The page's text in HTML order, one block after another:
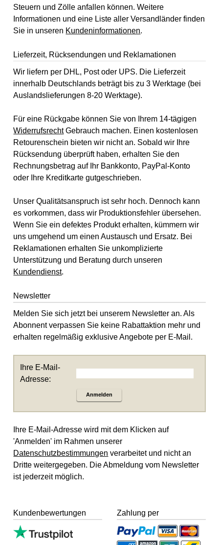
Steuern und Zölle anfallen können. Weitere
Informationen und eine Liste aller Versandländer finden
Sie in unseren Kundeninformationen.
Lieferzeit, Rücksendungen und Reklamationen
Wir liefern per DHL, Post oder UPS. Die Lieferzeit
innerhalb Deutschlands beträgt bis zu 3 Werktage (bei
Auslandslieferungen 8-20 Werktage).
Für eine Rückgabe können Sie von Ihrem 14-tägigen
WiderrufsrechtGebrauch machen. Einen kostenlosen
Retourenschein bieten wir nicht an. Sobald wir Ihre
Rücksendung überprüft haben, erhalten Sie den
Rechnungsbetrag auf Ihr Bankkonto, PayPal-Konto
oder Ihre Kreditkarte gutgeschrieben.
Unser Qualitätsanspruch ist sehr hoch. Dennoch kann
es vorkommen, dass wir Produktionsfehler übersehen.
Wenn Sie ein defektes Produkt erhalten, kümmern wir
uns umgehend um einen Austausch und Ersatz. Bei
Reklamationen erhalten Sie unkomplizierte
Unterstützung und Beratung durch unseren
Kundendienst.
Newsletter
Melden Sie sich jetzt bei unserem Newsletter an. Als
Abonnent verpassen Sie keine Rabattaktion mehr und
erhalten regelmäßig exklusive Angebote per E-Mail.
Ihre E-Mail-
Adresse:
Anmelden
Ihre E-Mail-Adresse wird mit dem Klicken auf
'Anmelden' im Rahmen unserer
Datenschutzbestimmungen verarbeitet und nicht an
Dritte weitergegeben. Die Abmeldung vom Newsletter
ist jederzeit möglich.
Kundenbewertungen Zahlung per